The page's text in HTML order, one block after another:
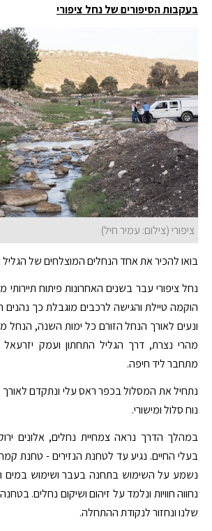
בעקבות הסיפורים של נחל ציפורי
ציפורי (צילום: עמיר חיל)
בואו להכיר את אחד הנחלים המוצלחים של הגליל
נחל ציפורי עבר בשנים האחרונות פיתוח
הוקמה טיילת והגישה לרכבים מוגבלת כך נהנים
מהרי נצרת, דרך הגליל התחתון ועמק יזרעאל
מתחבר ליד חיפה.
נתחיל את המסלול בכפר ראס עלי ונתקדם
נוח סלול ומישורי.
במהלך הדרך נראה צמחיית נחלים, אלונים
בעלי החיים. נגיע עד לטחנת הנזירים - טחנת
נשמע על השימוש בתחנה בעבר ושימוש במים
נחווה חוויות ונלמד על זיהום ושיקום נחלים.
שלנו ונחזור לנקודת ההתחלה.